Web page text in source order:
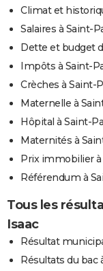
Climat et
Salaires à Saint-
Dette et budget
Impôts à Saint-
Crèches à Saint-
Maternelle à
Hôpital à Saint-
Maternités à
Prix immobilier à
Référendum à
Tous les
Isaac
Résultat
Résultats du bac